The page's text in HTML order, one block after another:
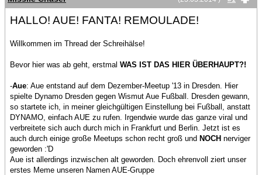
HALLO! AUE! FANTA! REMOULADE!
Willkommen im Thread der Schreihälse!
Bevor hier was ab geht, erstmal WAS IST DAS HIER ÜBERHAUPT?!
-Aue: Aue entstand auf dem Dezember-Meetup '13 in Dresden. Hier
spielte Dynamo Dresden gegen Wismut Aue Fußball. Dresden gewann,
so startete ich, in meiner gleichgültigen Einstellung bei Fußball, anstatt
DYNAMO, einfach AUE zu rufen. Irgendwie wurde das ganze viral und
verbreitete sich auch durch mich in Frankfurt und Berlin. Jetzt ist es
auch durch einige große Meetups schon recht groß und NOCH nerviger
geworden :'D
Aue ist allerdings inzwischen alt geworden. Doch ehrenvoll ziert unser
erstes Meme unseren Namen AUE-Gruppe